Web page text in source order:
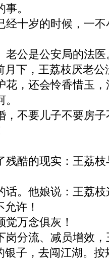
。
十岁的时候，一不
公是公安局的法医
月下，王荔枝厌老公
，还会怜香惜玉，
不要儿子不要房子
酷的现实：王荔枝
。他娘说：王荔枝
许！
万念俱灰！
分流、减员增效，
银子，去闯江湖。